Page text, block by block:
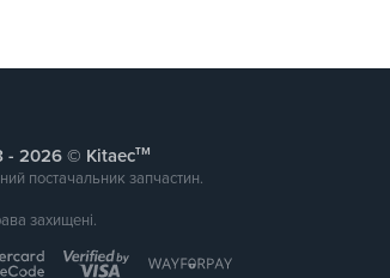
- © Kitaecтм
постачальник запчастин.
захищені.